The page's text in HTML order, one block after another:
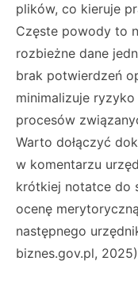
plików, co kieruje
Częste powody to
rozbieżne dane
brak potwierdzeń
minimalizuje
procesów
Warto dołączyć
w komentarzu
krótkiej notatce do
ocenę
następnego
biznes.gov.pl,